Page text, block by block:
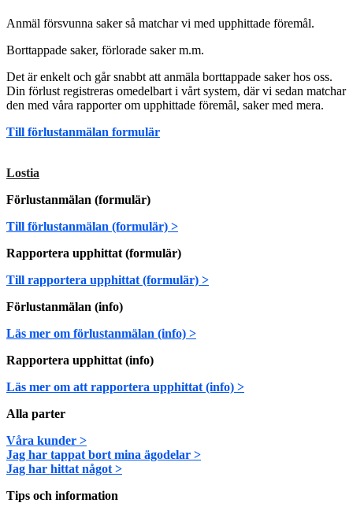
Anmäl försvunna saker så matchar vi med upphittade föremål.
Borttappade saker, förlorade saker m.m.
Det är enkelt och går snabbt att anmäla borttappade saker hos oss.
Din förlust registreras omedelbart i vårt system, där vi sedan matchar
den med våra rapporter om upphittade föremål, saker med mera.
Till förlustanmälan formulär
Lostia
Förlustanmälan (formulär)
Till förlustanmälan (formulär) >
Rapportera upphittat (formulär)
Till rapportera upphittat (formulär) >
Förlustanmälan (info)
Läs mer om förlustanmälan (info) >
Rapportera upphittat (info)
Läs mer om att rapportera upphittat (info) >
Alla parter
Våra kunder >
Jag har tappat bort mina ägodelar >
Jag har hittat något >
Tips och information